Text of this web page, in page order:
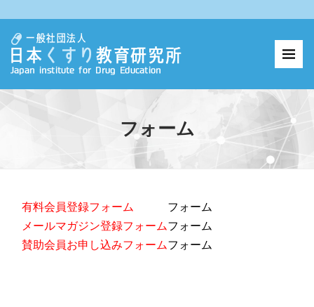
フォーム
有料会員登録フォーム
フォーム
メールマガジン登録フォームフォーム
賛助会員お申し込みフォームフォーム